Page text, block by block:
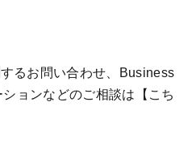
るお問い合わせ、Business
ョンなどのご相談は 【こち